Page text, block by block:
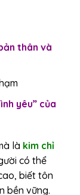
thân và
yêu” của
là kim chỉ
có thể
biết tôn
bền vững.